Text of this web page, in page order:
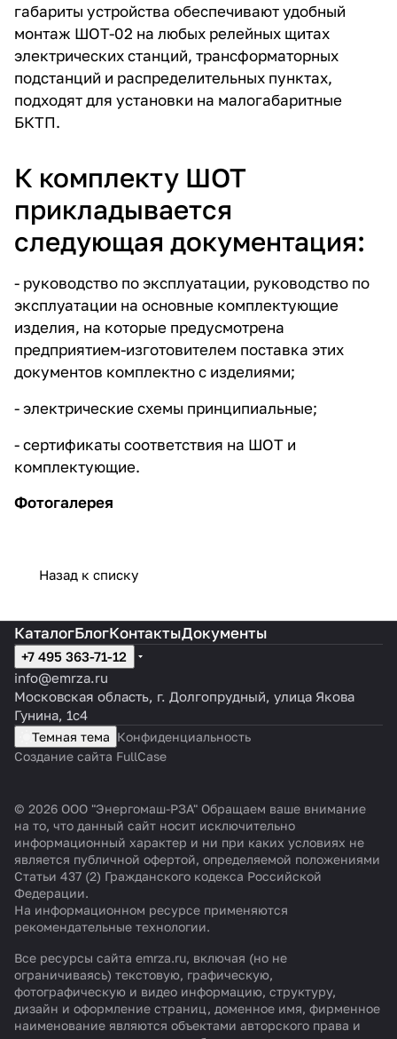
габариты устройства обеспечивают удобный
монтаж ШОТ-02 на любых релейных щитах
электрических станций, трансформаторных
подстанций и распределительных пунктах,
подходят для установки на малогабаритные
БКТП.
К комплекту ШОТ
прикладывается
следующая документация:
- руководство по эксплуатации, руководство по
эксплуатации на основные комплектующие
изделия, на которые предусмотрена
предприятием-изготовителем поставка этих
документов комплектно с изделиями;
- электрические схемы принципиальные;
- сертификаты соответствия на ШОТ и
комплектующие.
Фотогалерея
Назад к списку
КаталогБлогКонтактыДокументы
+7 495 363-71-12
info@emrza.ru
Московская область, г. Долгопрудный, улица Якова
Гунина, 1с4
Темная тема Конфиденциальность
Создание сайта FullCase
© 2026 ООО "Энергомаш-РЗА" Обращаем ваше внимание
на то, что данный сайт носит исключительно
информационный характер и ни при каких условиях не
является публичной офертой, определяемой положениями
Статьи 437 (2) Гражданского кодекса Российской
Федерации.
На информационном ресурсе применяются
рекомендательные технологии.
Все ресурсы сайта emrza.ru, включая (но не
ограничиваясь) текстовую, графическую,
фотографическую и видео информацию, структуру,
дизайн и оформление страниц, доменное имя, фирменное
наименование являются объектами авторского права и